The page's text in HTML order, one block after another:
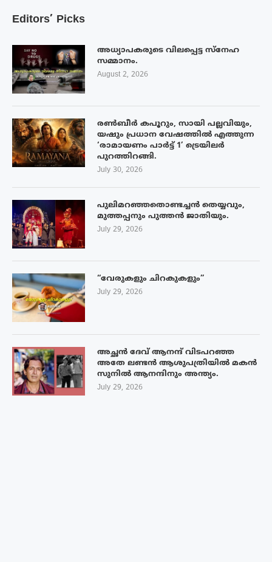
Editors’ Picks
അധ്യാപകരുടെ വിലപ്പെട്ട സ്നേഹ
സമ്മാനം.
August 2, 2026
രൺബീർ കപൂറും, സായി പല്ലവിയും,
യഷും പ്രധാന വേഷത്തിൽ എത്തുന്ന
‘രാമായണം പാർട്ട് 1’ ട്രെയിലർ
പുറത്തിറങ്ങി.
July 30, 2026
പുലിമറഞ്ഞതൊണ്ടച്ചൻ തെയ്യവും,
മുത്തപ്പനും പുത്തൻ ജാതിയും.
July 29, 2026
“വേരുകളും ചിറകുകളും”
July 29, 2026
അച്ഛൻ ദേവ് ആനന്ദ് വിടപറഞ്ഞ
അതേ ലണ്ടൻ ആശുപത്രിയിൽ മകൻ
സുനിൽ ആനന്ദിനും അന്ത്യം.
July 29, 2026